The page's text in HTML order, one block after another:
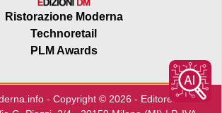
Ristorazione Moderna
Technoretail
PLM Awards
- Copyright © 2026 - Editore:Edra